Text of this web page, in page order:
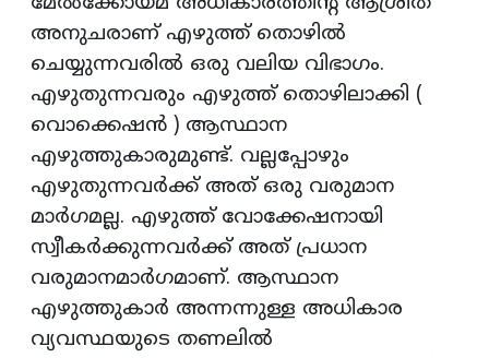
അനുചരാണ് എഴുത്ത് തൊഴിൽ
ചെയ്യുന്നവരിൽ ഒരു വലിയ വിഭാഗം.
എഴുതുന്നവരും എഴുത്ത് തൊഴിലാക്കി (
വൊക്കെഷൻ ) ആസ്ഥാന
എഴുത്തുകാരുമുണ്ട്. വല്ലപ്പോഴും
എഴുതുന്നവർക്ക് അത് ഒരു വരുമാന
മാർഗമല്ല. എഴുത്ത് വോക്കേഷനായി
സ്വീകർക്കുന്നവർക്ക് അത് പ്രധാന
വരുമാനമാർഗമാണ്‌. ആസ്ഥാന
എഴുത്തുകാർ അന്നന്നുള്ള അധികാര
വ്യവസ്ഥയുടെ തണലിൽ